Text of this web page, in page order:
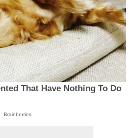
That Have Nothing To Do
Brainberries